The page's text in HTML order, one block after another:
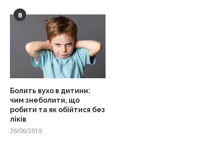
8
Болить вухо в дитини:
чим знеболити, що
робити та як обійтися без
ліків
26/06/2019